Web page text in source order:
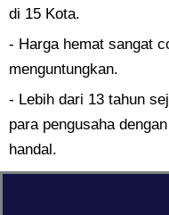
di 15 Kota.
- Harga hemat sangat
menguntungkan.
- Lebih dari 13 tahun
para pengusaha
handal.